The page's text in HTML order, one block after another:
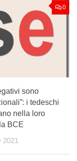
0
sono
i tedeschi
nella loro
BCE